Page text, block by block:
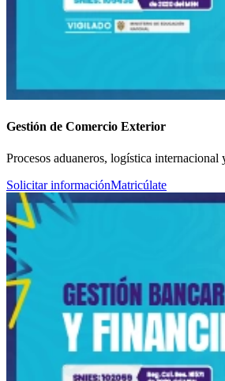
Gestión de Comercio Exterior
Procesos aduaneros, logística internacional
Solicitar informaciónMatricúlate